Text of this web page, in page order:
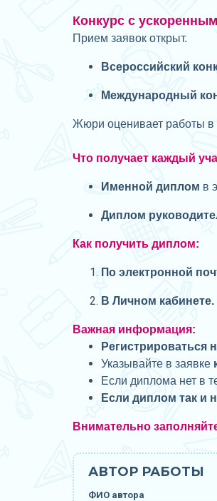
Конкурс с
Прием заявок открыт.
Всероссийский
Международный
Жюри оценивает работы в
Что получает каждый
Именной диплом в
Диплом
Как получить диплом:
По электронной
В Личном кабинете.
Важная информация:
Регистрироваться
Указывайте в заявке
Если диплома нет в
Если диплом так и
Внимательно
АВТОР РАБОТЫ
ФИО автора